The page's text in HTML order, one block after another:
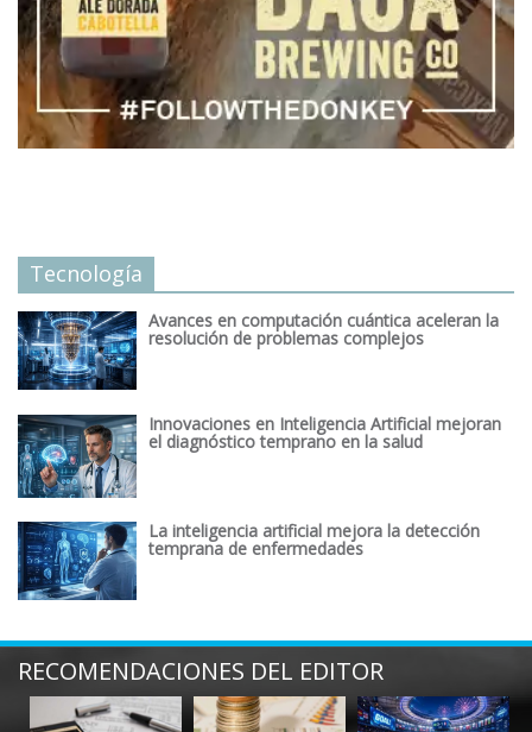
Tecnología
Avances en computación cuántica aceleran la
resolución de problemas complejos
Innovaciones en Inteligencia Artificial mejoran
el diagnóstico temprano en la salud
La inteligencia artificial mejora la detección
temprana de enfermedades
RECOMENDACIONES DEL EDITOR